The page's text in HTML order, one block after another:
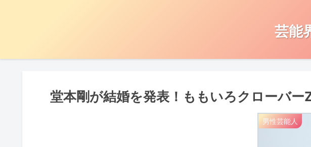
芸能
堂本剛が結婚を発表！ももいろクローバ
男性芸能人